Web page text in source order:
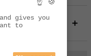
☝ 🍪
gives you
to